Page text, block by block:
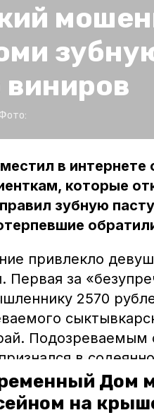
Дом
на
виниров
Фото:
в интернете
которые
зубную
привлекло
Первая за
2570
Подозреваемым
в
сообщили в МВД